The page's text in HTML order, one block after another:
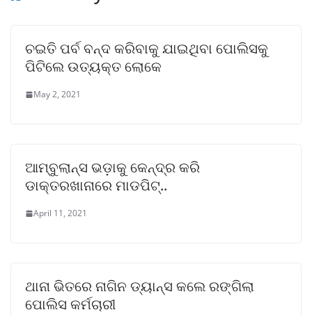
ଚଇତି ପର୍ବ ବନ୍ଦ କରିବାକୁ ଯାଇଥିବା ପୋଲିସକୁ
ପିଟିଲେ ଉତ୍ୟକ୍ତ ଲୋକେ
May 2, 2021
ଆମ୍ବୁଲାନ୍ସ ଭଡ଼ାକୁ କେନ୍ଦ୍ର କରି
ଡାକ୍ତରଖାନାରେ ମାଡପିଟ୍..
April 11, 2021
ଥାନା ଭିତରେ ନାଗିନ ଡ୍ୟାନ୍ସ କଲେ ରଙ୍ଗିଲା
ପୋଲିସ କର୍ମଚାରୀ